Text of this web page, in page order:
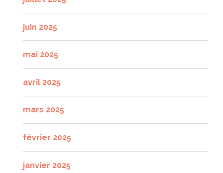
juin 2025
mai 2025
avril 2025
mars 2025
février 2025
janvier 2025